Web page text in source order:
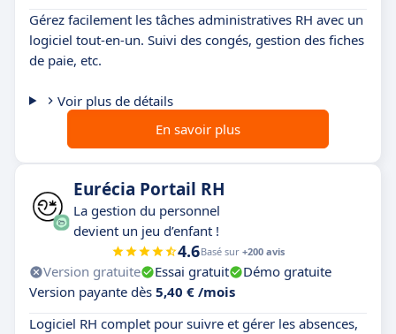
Gérez facilement les tâches administratives RH avec un
logiciel tout-en-un. Suivi des congés, gestion des fiches
de paie, etc.
Voir plus de détails
En savoir plus
Eurécia Portail RH
La gestion du personnel
devient un jeu d’enfant !
4.6Basé sur +200 avis
Version gratuite Essai gratuit
Démo gratuite
Version payante dès 5,40 € /mois
Logiciel RH complet pour suivre et gérer les absences,